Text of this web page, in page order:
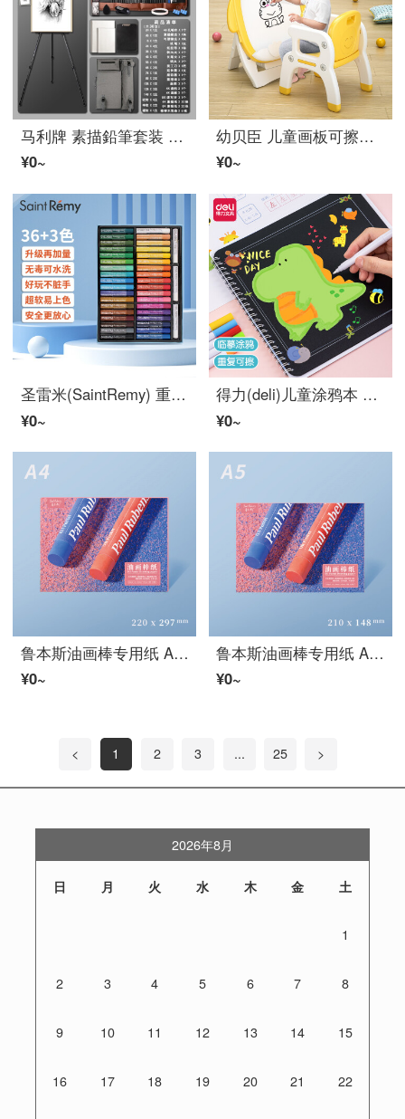
马利牌 素描鉛筆套装 炭笔全套初学者学生用入门工具 【画架画板】笔帘55件套+4K画板+4K8K各20
¥0~
幼贝臣 儿童画板可擦写支架家用多功能磁性写字板可折叠升降男孩女孩绘画玩具生日礼物 企鹅画板黄白款+凳子
¥0~
圣雷米(SaintRemy) 重彩油画棒蜡笔彩笔儿童学生画画绘画工具初学者彩色涂色笔专业画材 重彩36色油画棒
¥0~
得力(deli)儿童涂鸦本 重复画画临摹本可擦便携无尘液体粉笔绘画本 50301绿色
¥0~
鲁本斯油画棒专用纸 A4细纹240g 30张/盒 美术绘画速写素描用纸木浆绘画纸 0121003
¥0~
鲁本斯油画棒专用纸 A5细纹240g 30张/盒 美术绘画速写素描用纸木浆绘画纸 0121004
¥0~
< 1 2 3 ... 25 >
2026年8月
日 月 火 水 木 金 土
1
2 3 4 5 6 7 8
9 10 11 12 13 14 15
16 17 18 19 20 21 22